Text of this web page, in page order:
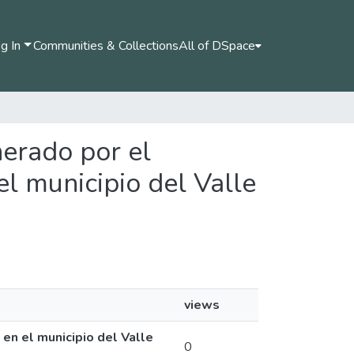
In Communities & CollectionsAll of DSpace
por el
municipio del Valle
views
el municipio del Valle
0